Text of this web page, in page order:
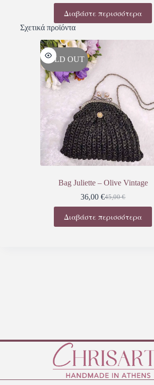
Διαβάστε περισσότερα
Σχετικά προϊόντα
SOLD OUT
Bag Juliette – Olive Vintage
45,00€
36,00€
Διαβάστε περισσότερα